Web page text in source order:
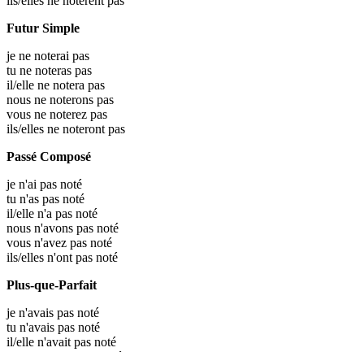
Futur Simple
je ne noterai pas
tu ne noteras pas
il/elle ne notera pas
nous ne noterons pas
vous ne noterez pas
ils/elles ne noteront pas
Passé Composé
je n'ai pas noté
tu n'as pas noté
il/elle n'a pas noté
nous n'avons pas noté
vous n'avez pas noté
ils/elles n'ont pas noté
Plus-que-Parfait
je n'avais pas noté
tu n'avais pas noté
il/elle n'avait pas noté